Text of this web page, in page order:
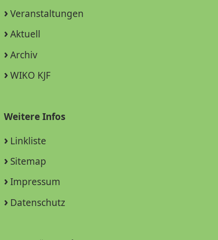
Veranstaltungen
Aktuell
Archiv
WIKO KJF
Weitere Infos
Linkliste
Sitemap
Impressum
Datenschutz